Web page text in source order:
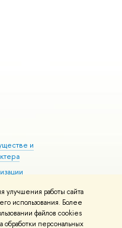
улучшения работы сайта
использования. Более
файлов cookies
обработки персональных
и
здоровья